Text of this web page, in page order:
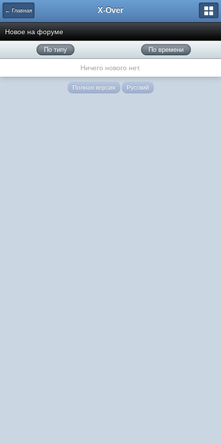
← Главная X-Over
Новое на форуме
По типу По времени
Ничего нового нет.
Полная версия Русский